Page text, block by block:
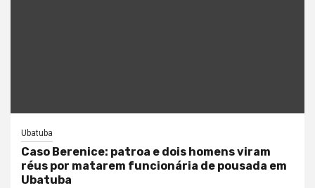
Ubatuba
Caso Berenice: patroa e dois homens viram
réus por matarem funcionária de pousada em
Ubatuba